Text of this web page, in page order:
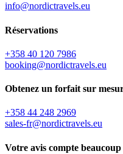
info@nordictravels.eu
Réservations
+358 40 120 7986
booking@nordictravels.eu
Obtenez un forfait sur
+358 44 248 2969
sales-fr@nordictravels.eu
Votre avis compte beaucoup